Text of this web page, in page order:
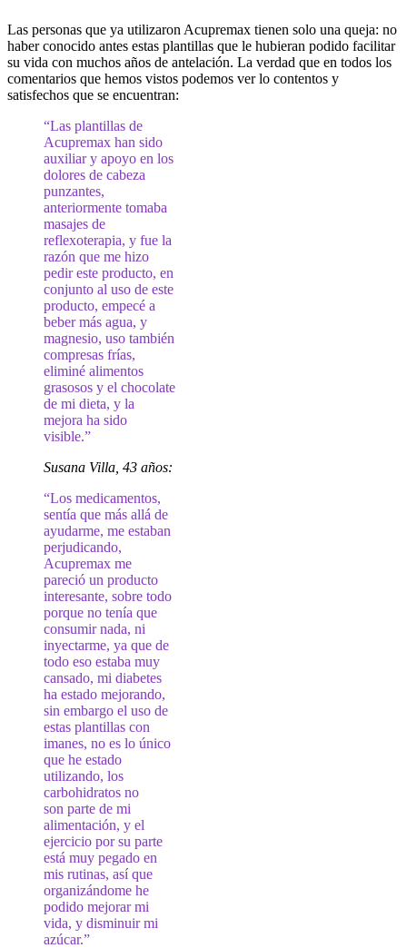
Las personas que ya utilizaron Acupremax tienen solo una queja: no
haber conocido antes estas plantillas que le hubieran podido facilitar
su vida con muchos años de antelación. La verdad que en todos los
comentarios que hemos vistos podemos ver lo contentos y
satisfechos que se encuentran:
“Las plantillas de
Acupremax han sido
auxiliar y apoyo en los
dolores de cabeza
punzantes,
anteriormente tomaba
masajes de
reflexoterapia, y fue la
razón que me hizo
pedir este producto, en
conjunto al uso de este
producto, empecé a
beber más agua, y
magnesio, uso también
compresas frías,
eliminé alimentos
grasosos y el chocolate
de mi dieta, y la
mejora ha sido
visible.”
Susana Villa, 43 años:
“Los medicamentos,
sentía que más allá de
ayudarme, me estaban
perjudicando,
Acupremax me
pareció un producto
interesante, sobre todo
porque no tenía que
consumir nada, ni
inyectarme, ya que de
todo eso estaba muy
cansado, mi diabetes
ha estado mejorando,
sin embargo el uso de
estas plantillas con
imanes, no es lo único
que he estado
utilizando, los
carbohidratos no
son parte de mi
alimentación, y el
ejercicio por su parte
está muy pegado en
mis rutinas, así que
organizándome he
podido mejorar mi
vida, y disminuir mi
azúcar.”